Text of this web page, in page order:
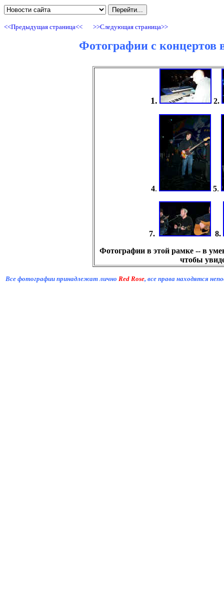
<<Предыдущая страница<< >>Cледующая страница>>
Фотографии с концертов
1. 2.
4. 5.
7.
8.
Фотографии в этой рамке -- в
чтобы
Все фотографии принадлежат лично Red Rose, все права находятся